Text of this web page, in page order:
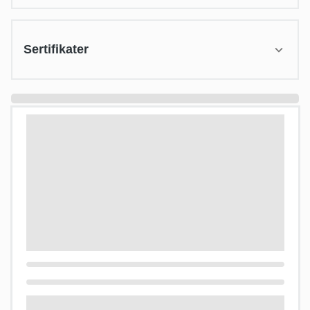
Sertifikater